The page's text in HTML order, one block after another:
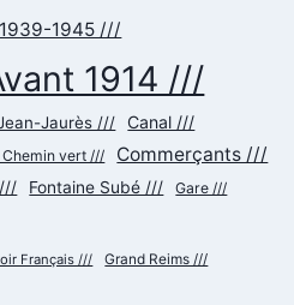
1939-1945 ///
1914 ///
Jaurès /// Canal ///
vert /// Commerçants ///
Fontaine Subé /// Gare ///
Français /// Grand Reims ///